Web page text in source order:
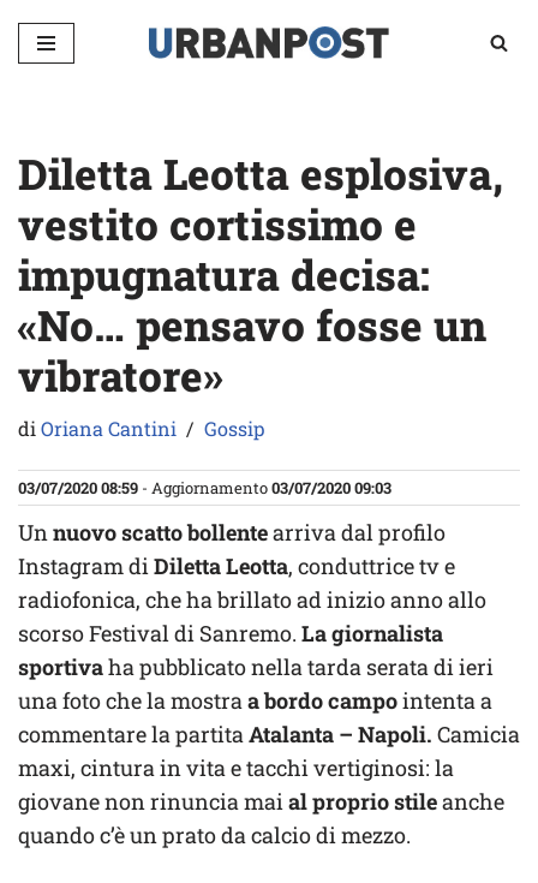
Vai
Diletta Leotta esplosiva,
vestito cortissimo e
impugnatura decisa:
«No… pensavo fosse un
vibratore»
diOriana Cantini Gossip
03/07/2020 08:59 - Aggiornamento03/07/2020 09:03
Unnuovo scatto bollentearriva dal profilo
Instagram diDiletta Leotta, conduttrice tv e
radiofonica, che ha brillato ad inizio anno allo
scorso Festival di Sanremo. La giornalista
sportivaha pubblicato nella tarda serata di ieri
una foto che la mostraa bordo campointenta a
commentare la partitaAtalanta – Napoli. Camicia
maxi, cintura in vita e tacchi vertiginosi: la
giovane non rinuncia maial proprio stileanche
quando c’è un prato da calcio di mezzo.